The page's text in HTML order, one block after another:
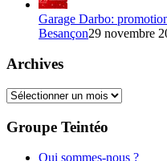
Garage Darbo:
Besançon29 novembre
Archives
Archives
Groupe Teintéo
Qui sommes-nous ?